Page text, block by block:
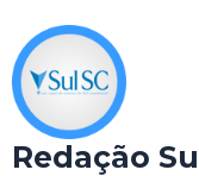
Redação